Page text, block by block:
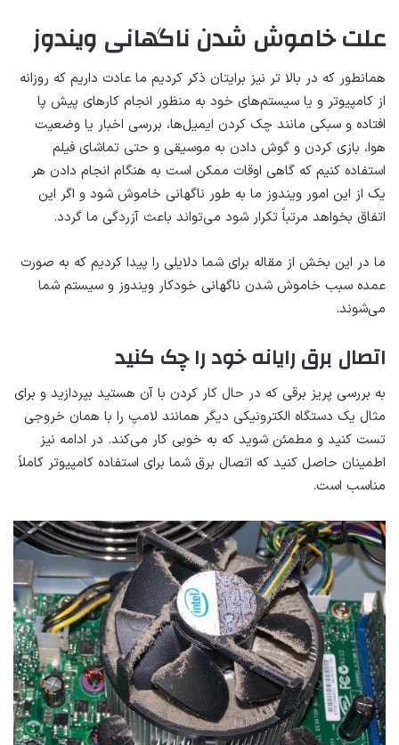
علت خاموش شدن ناگهانی ویندوز
همانطور که در بالا تر نیز برایتان ذکر کردیم ما عادت داریم که روزانه
از کامپیوتر و یا سیستم‌های خود به منظور انجام کارهای پیش پا
افتاده و سبکی مانند چک کردن ایمیل‌ها، بررسی اخبار یا وضعیت
هوا، بازی کردن و گوش دادن به موسیقی و حتی تماشای فیلم
استفاده کنیم که گاهی اوقات ممکن است به هنگام انجام دادن هر
یک از این امور ویندوز ما به طور ناگهانی خاموش شود و اگر این
اتفاق بخواهد مرتباً تکرار شود می‌تواند باعث آزردگی ما گردد.
ما در این بخش از مقاله برای شما دلایلی را پیدا کردیم که به صورت
عمده سبب خاموش شدن ناگهانی خودکار ویندوز و سیستم شما
می‌شوند.
اتصال برق رایانه خود را چک کنید
به بررسی پریز برقی که در حال کار کردن با آن هستید بپردازید و برای
مثال یک دستگاه الکترونیکی دیگر همانند لامپ را با همان خروجی
تست کنید و مطمئن شوید که به خوبی کار می‌کند. در ادامه نیز
اطمینان حاصل کنید که اتصال برق شما برای استفاده کامپیوتر کاملاً
مناسب است.